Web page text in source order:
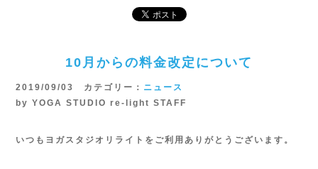
10月からの料金改定について
2019/09/03 カテゴリー： ニュース
by YOGA STUDIO re-light STAFF
いつもヨガスタジオリライトをご利用ありがとうございます。